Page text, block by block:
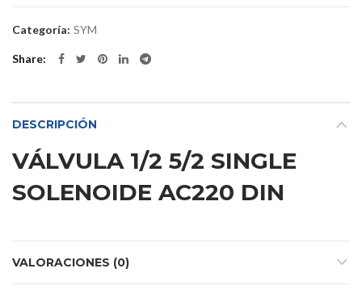
Categoría: SYM
Share
DESCRIPCIÓN
VÁLVULA 1/2 5/2 SINGLE
SOLENOIDE AC220 DIN
VALORACIONES (0)